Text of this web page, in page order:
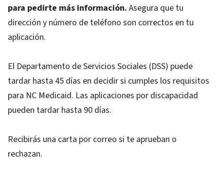
para pedirte más información. Asegura que tu
dirección y número de teléfono son correctos en tu
aplicación.
El Departamento de Servicios Sociales (DSS) puede
tardar hasta 45 días en decidir si cumples los requisitos
para NC Medicaid. Las aplicaciones por discapacidad
pueden tardar hasta 90 días.
Recibirás una carta por correo si te aprueban o
rechazan.